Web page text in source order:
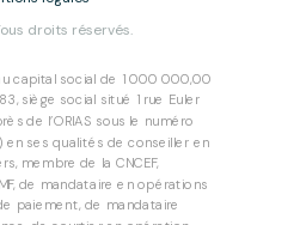
droits réservés.
au capital social de 1 000 000,00
siège social situé 1 rue Euler
de l’ORIAS sous le numéro
en ses qualités de conseiller en
membre de la CNCEF,
de mandataire en opérations
paiement, de mandataire